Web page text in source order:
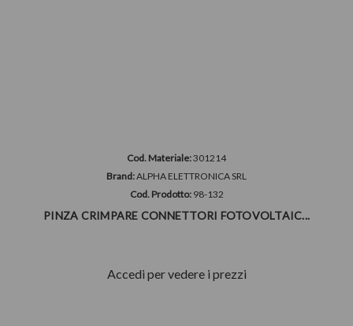
Cod. Materiale:301214
Brand:ALPHA ELETTRONICA SRL
Cod. Prodotto: 98-132
PINZA CRIMPARE CONNETTORI FOTOVOLTAIC...
Accedi per vedere i prezzi